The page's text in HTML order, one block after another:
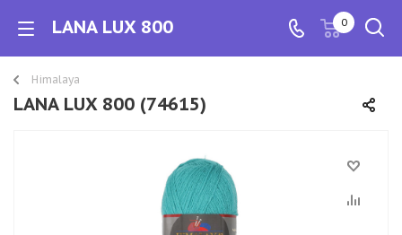
LANA LUX 800 0
Himalaya
LANA LUX 800 (74615)